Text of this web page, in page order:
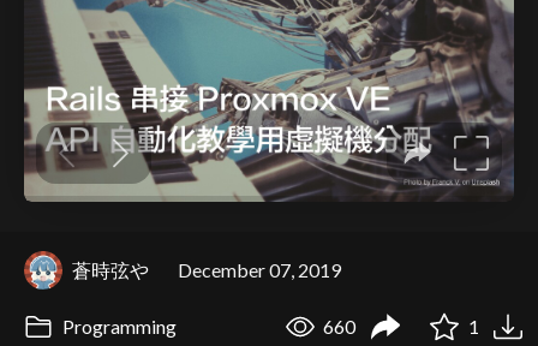
蒼時弦や December 07, 2019
Programming 660 1